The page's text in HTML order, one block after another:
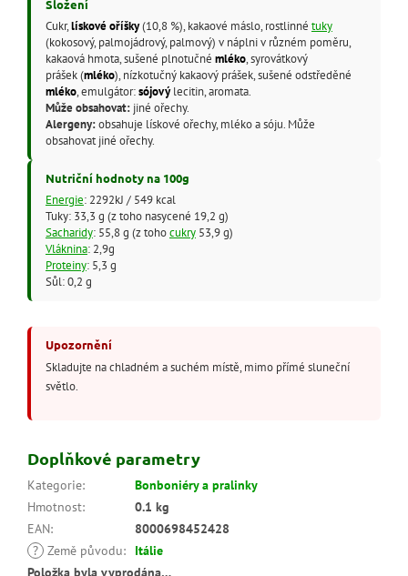
Složení
Cukr,lískové oříšky(10,8 %), kakaové máslo, rostlinné tuky
(kokosový, palmojádrový, palmový) v náplni v různém poměru,
kakaová hmota, sušené plnotučné mléko, syrovátkový
prášek (mléko), nízkotučný kakaový prášek, sušené odstředěné
mléko, emulgátor:sójovýlecitin, aromata.
Může obsahovat:jiné ořechy.
Alergeny:obsahuje lískové ořechy, mléko a sóju. Může
obsahovat jiné ořechy.
Nutriční hodnoty na 100g
Energie: 2292kJ / 549 kcal
Tuky: 33,3 g (z toho nasycené 19,2 g)
Sacharidy: 55,8 g (z tohocukry53,9 g)
Vláknina: 2,9g
Proteiny: 5,3 g
Sůl: 0,2 g
Upozornění
Skladujte na chladném a suchém místě, mimo přímé sluneční
světlo.
Doplňkové parametry
Kategorie:
Bonboniéry a pralinky
Hmotnost:
0.1 kg
EAN:
8000698452428
? Země původu:
Itálie
Položka byla vyprodána…